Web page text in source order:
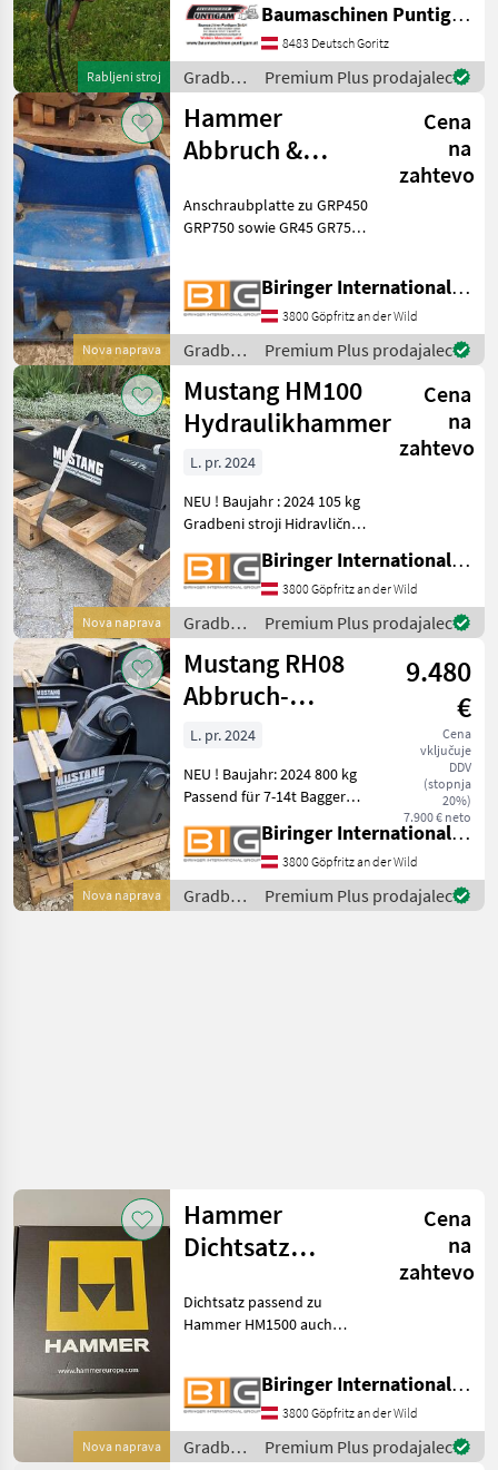
Rabljeni stroj
Baumaschinen Puntigam
GmbH Unser Spezialgebiet:
Ankauf - Verkauf - Ve
Baumaschinen Puntigam GmbH
8483 Deutsch Goritz
Gradbeni
stroji /
Sonstige
Premium Plus prodajalec
Nova naprava
Hammer
Abbruch &
Anschraubplatte
Cena
na
zahtevo
Anschraubplatte zu GRP450
GRP750 sowie GR45 GR75
Biringer International GmbH
3800 Göpfritz an der Wild
Gradbeni
stroji /
Hammer
Premium Plus prodajalec
Nova naprava
Mustang HM100
Hydraulikhammer
Cena
na
zahtevo
L. pr. 2024
NEU ! Baujahr : 2024 105 kg
Gradbeni stroji Hidravlična
Biringer International GmbH
3800 Göpfritz an der Wild
Gradbeni
stroji /
Mustang
Premium Plus prodajalec
Nova naprava
Mustang RH08
Abbruch-
Pulverisierer
9.480
€
Cena
vključuje
DDV
(stopnja
20%)
7.900 € neto
L. pr. 2024
NEU ! Baujahr: 2024 800 kg
Passend für 7-14t Bagger
kladiva
Biringer International GmbH
3800 Göpfritz an der Wild
Gradbeni
stroji /
Premium Plus prodajalec
Nova naprava
Hammer
Dichtsatz
HM1500
Cena
na
zahtevo
Dichtsatz passend zu
Hammer HM1500 auch
HM250 verfügbar! Gradbeni
stroji Hidravlična kladiva
Biringer International GmbH
3800 Göpfritz an der Wild
Gradbeni
Premium Plus prodajalec